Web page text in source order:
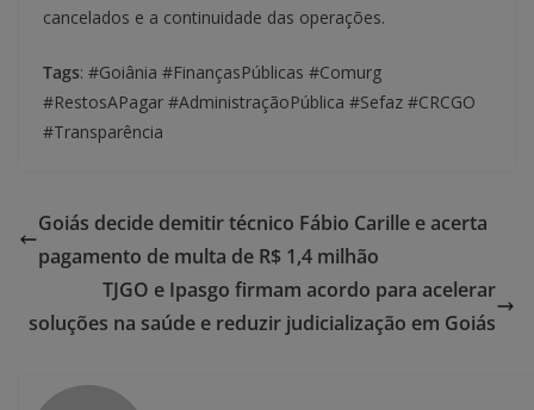
cancelados e a continuidade das operações.
Tags: #Goiânia #FinançasPúblicas #Comurg
#RestosAPagar #AdministraçãoPública #Sefaz #CRCGO
#Transparência
Goiás decide demitir técnico Fábio Carille e acerta
pagamento de multa de R$ 1,4 milhão
TJGO e Ipasgo firmam acordo para acelerar
soluções na saúde e reduzir judicialização em Goiás